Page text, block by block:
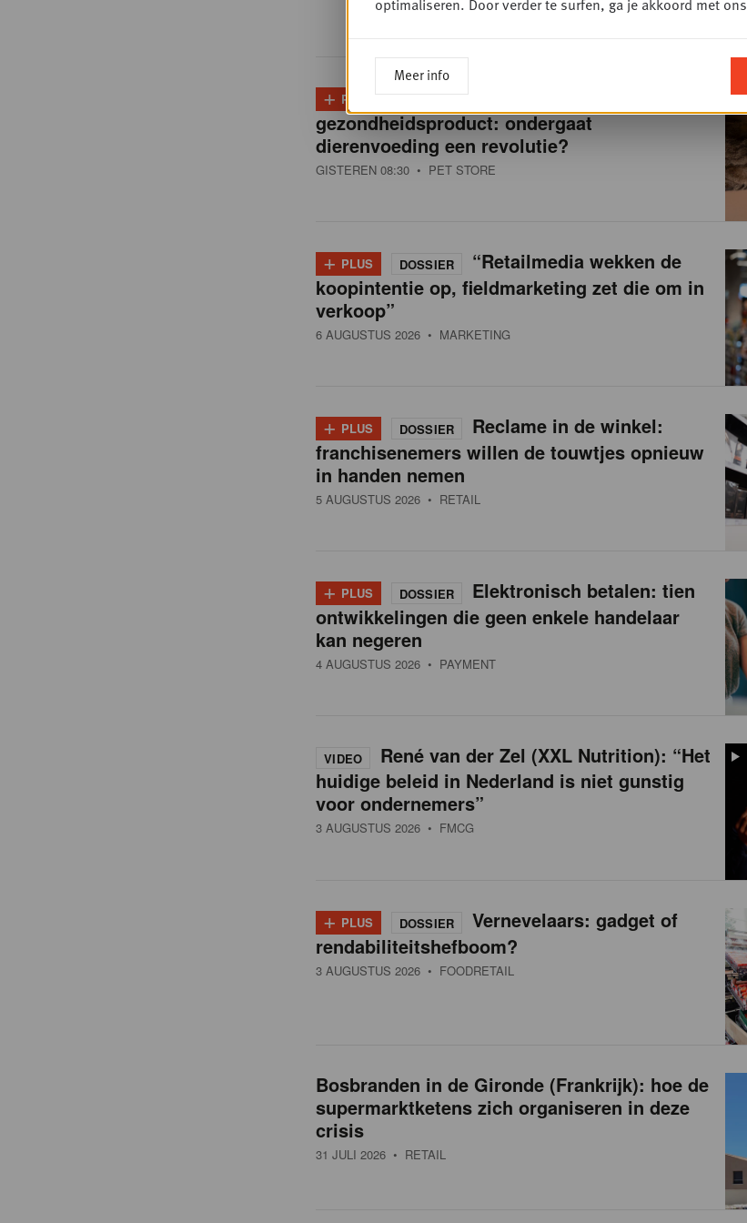
+ PLUS DOSSIER
gezondheidsproduct: ondergaat
dierenvoeding een revolutie?
GISTEREN 08:30 • PET STORE
+ PLUS DOSSIER
“Retailmedia wekken de
koopintentie op, fieldmarketing zet die om in
verkoop”
6 AUGUSTUS 2026 • MARKETING
+ PLUS DOSSIER
Reclame in de winkel:
franchisenemers willen de touwtjes opnieuw
in handen nemen
5 AUGUSTUS 2026 • RETAIL
+ PLUS DOSSIER
Elektronisch betalen: tien
ontwikkelingen die geen enkele handelaar
kan negeren
4 AUGUSTUS 2026 • PAYMENT
VIDEO
René van der Zel (XXL Nutrition): “Het
huidige beleid in Nederland is niet gunstig
voor ondernemers”
3 AUGUSTUS 2026 • FMCG
+ PLUS DOSSIER
Vernevelaars: gadget of
rendabiliteitshefboom?
3 AUGUSTUS 2026 • FOODRETAIL
Bosbranden in de Gironde (Frankrijk): hoe de
supermarktketens zich organiseren in deze
crisis
31 JULI 2026 • RETAIL
optimaliseren. Door verder te surfen, ga je akkoord met ons
Meer info